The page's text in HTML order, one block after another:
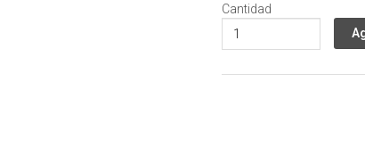
Cantidad